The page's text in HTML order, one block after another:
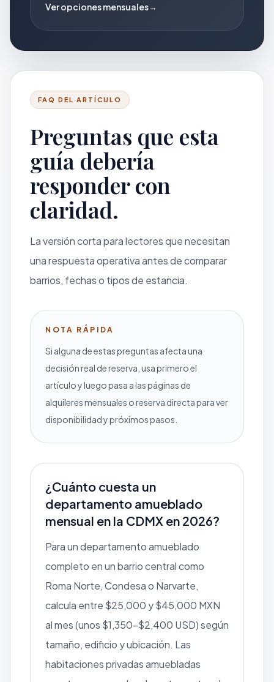
Ver opciones mensuales→
FAQ DEL ARTÍCULO
Preguntas que esta
guía debería
responder con
claridad.
La versión corta para lectores que necesitan
una respuesta operativa antes de comparar
barrios, fechas o tipos de estancia.
NOTA RÁPIDA
Si alguna de estas preguntas afecta una
decisión real de reserva, usa primero el
artículo y luego pasa a las páginas de
alquileres mensuales o reserva directa para ver
disponibilidad y próximos pasos.
¿Cuánto cuesta un
departamento amueblado
mensual en la CDMX en 2026?
Para un departamento amueblado
completo en un barrio central como
Roma Norte, Condesa o Narvarte,
calcula entre $25,000 y $45,000 MXN
al mes (unos $1,350–$2,400 USD) según
tamaño, edificio y ubicación. Las
habitaciones privadas amuebladas